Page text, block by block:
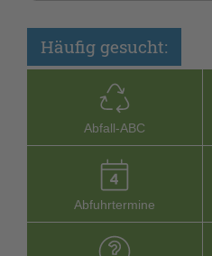
Häufig gesucht:
Abfall-­ABC
Abfuhrtermine